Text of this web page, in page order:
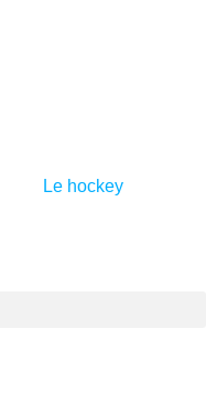
Le hockey